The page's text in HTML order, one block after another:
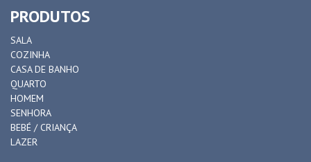
PRODUTOS
SALA
COZINHA
CASA DE BANHO
QUARTO
HOMEM
SENHORA
BEBÉ / CRIANÇA
LAZER